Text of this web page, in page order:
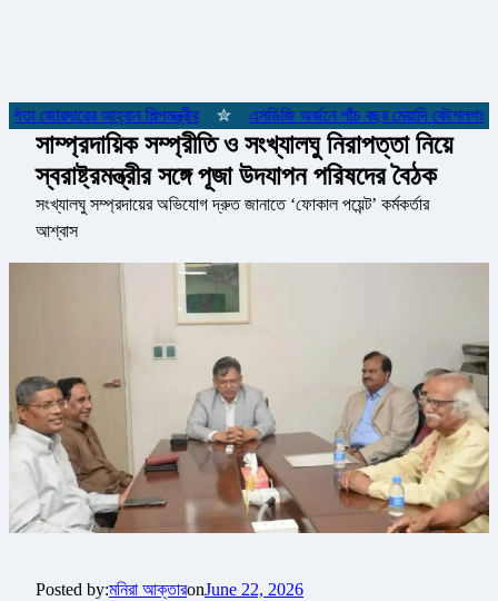
জোরদারের আহ্বান শিল্পমন্ত্রীর এসডিজি অর্জনে পাঁচ বছর মেয়াদি কৌশলগত
সাম্প্রদায়িক সম্প্রীতি ও সংখ্যালঘু নিরাপত্তা নিয়ে
স্বরাষ্ট্রমন্ত্রীর সঙ্গে পূজা উদযাপন পরিষদের বৈঠক
সংখ্যালঘু সম্প্রদায়ের অভিযোগ দ্রুত জানাতে ‘ফোকাল পয়েন্ট’ কর্মকর্তার
আশ্বাস
Posted by:মনিরা আক্তারonJune 22, 2026